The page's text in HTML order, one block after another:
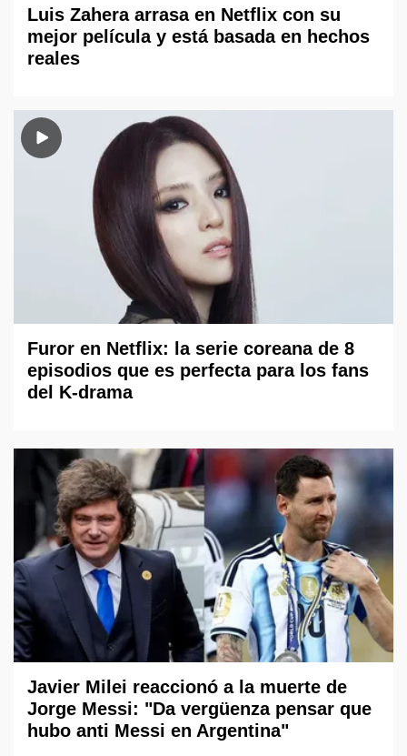
Luis Zahera arrasa en Netflix con su
mejor película y está basada en hechos
reales
Furor en Netflix: la serie coreana de 8
episodios que es perfecta para los fans
del K-drama
Javier Milei reaccionó a la muerte de
Jorge Messi: "Da vergüenza pensar que
hubo anti Messi en Argentina"